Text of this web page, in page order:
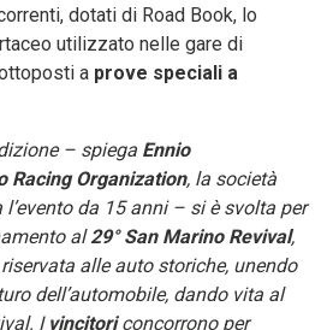
dotati di Road Book, lo
utilizzato nelle gare di
a prove speciali a
– spiega Ennio
Racing Organization, la società
da 15 anni – si è svolta per
al29° San Marino Revival,
alle auto storiche, unendo
dell’automobile, dando vita al
I vincitoriconcorrono per